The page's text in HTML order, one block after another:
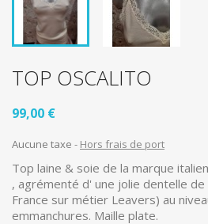
TOP OSCALITO
99,00 €
Aucune taxe Hors frais de port
Top laine & soie de la marque
, agrémenté d' une jolie dentelle de
France sur métier Leavers) au
emmanchures. Maille plate.